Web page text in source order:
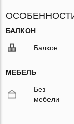
БАЛКОН
Балкон
МЕБЕЛЬ
Без
мебели